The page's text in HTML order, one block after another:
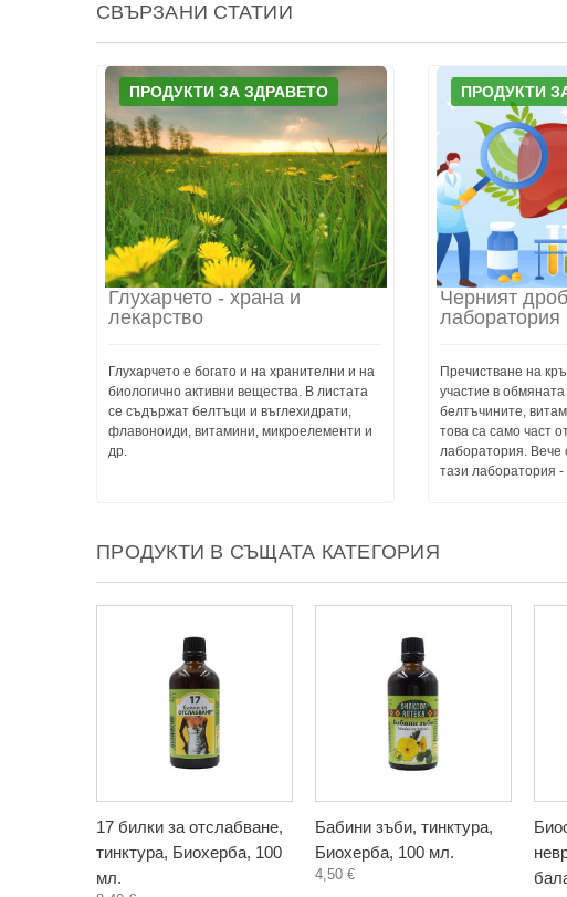
СВЪРЗАНИ СТАТИИ
ПРОДУКТИ ЗА ЗДРАВЕТО
Глухарчето - храна и
лекарство
Глухарчето е богато и на хранителни и на
биологично активни вещества. В листата
се съдържат белтъци и въглехидрати,
флавоноиди, витамини, микроелементи и
др.
ПРОДУКТИ
Черният
лаборатория
Пречистване на
участие в
белтъчините,
това са само част
лаборатория. Вече
тази лаборатория
ПРОДУКТИ В СЪЩАТА КАТЕГОРИЯ
17 билки за отслабване,
тинктура, Биохерба, 100
мл.
Бабини зъби, тинктура,
Биохерба, 100 мл.
4,50 €